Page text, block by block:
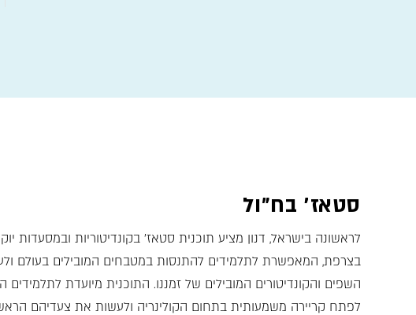
סטאז׳ בח״ול
לראשונה בישראל, דנון מציע תוכנית סטאז' בקונדיטוריות ובמסעדות
בצרפת, המאפשרת לתלמידים להתנסות במטבחים המובילים בעולם
השפים והקונדיטורים המובילים של זמננו. התוכנית מיועדת לתלמידים
לפתח קריירה משמעותית בתחום הקולינריה ולעשות את צעדיהם